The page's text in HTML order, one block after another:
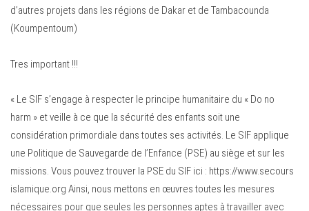
d’autres projets dans les régions de Dakar et de Tambacounda
(Koumpentoum)
Tres important !!!
« Le SIF s’engage à respecter le principe humanitaire du « Do no
harm » et veille à ce que la sécurité des enfants soit une
considération primordiale dans toutes ses activités. Le SIF applique
une Politique de Sauvegarde de l’Enfance (PSE) au siège et sur les
missions. Vous pouvez trouver la PSE du SIF ici : https://www.secours
islamique.org Ainsi, nous mettons en œuvres toutes les mesures
nécessaires pour que seules les personnes aptes à travailler avec